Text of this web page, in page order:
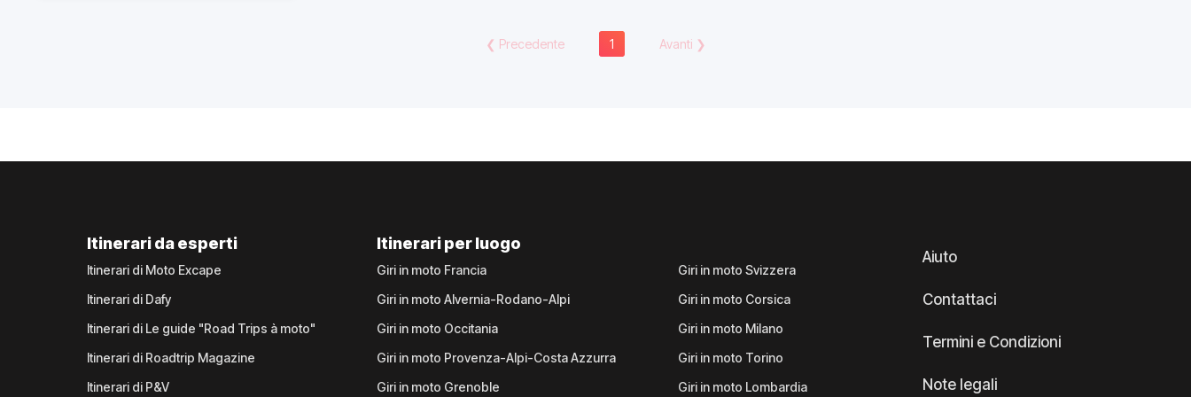
❮ Precedente 1 Avanti ❯
Itinerari da esperti
Itinerari di Moto Excape
Itinerari di Dafy
Itinerari di Le guide "Road Trips à moto"
Itinerari di Roadtrip Magazine
Itinerari di P&V
Itinerari per luogo
Giri in moto Francia
Giri in moto Alvernia-Rodano-Alpi
Giri in moto Occitania
Giri in moto Provenza-Alpi-Costa Azzurra
Giri in moto Grenoble
Giri in moto Svizzera
Giri in moto Corsica
Giri in moto Milano
Giri in moto Torino
Giri in moto Lombardia
Aiuto
Contattaci
Termini e Condizioni
Note legali